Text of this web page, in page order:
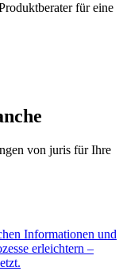
für eine
von juris für Ihre
Informationen und
erleichtern –